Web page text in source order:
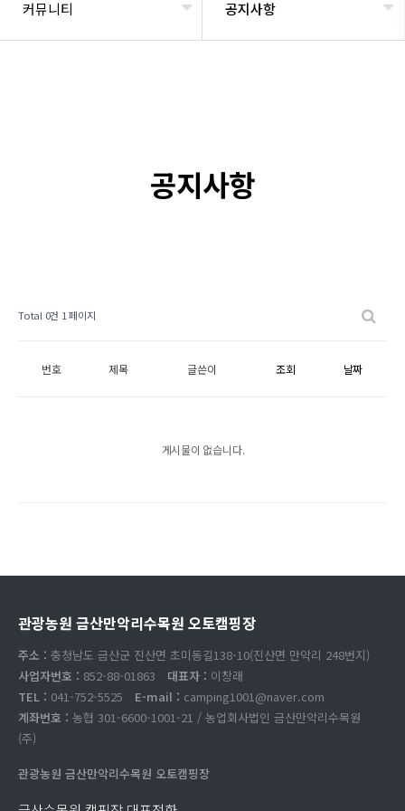
커뮤니티 공지사항
공지사항
Total 0건 1 페이지
번호 제목 글쓴이 조회 날짜
게시물이 없습니다.
관광농원 금산만악리수목원 오토캠핑장
주소 : 충청남도 금산군 진산면 초미동길138-10(진산면 만악리 248번지)
사업자번호 : 852-88-01863 대표자 : 이창래
TEL : 041-752-5525 E-mail : camping1001@naver.com
계좌번호 : 농협 301-6600-1001-21 / 농업회사법인 금산만악리수목원
(주)
관광농원 금산만악리수목원 오토캠핑장